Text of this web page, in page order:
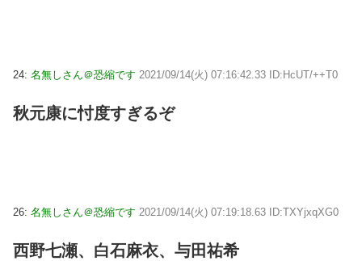
24: 名無しさん＠恐縮です 2021/09/14(火) 07:16:42.33 ID:HcUT/++T0
秋元康に忖度すぎるぞ
26: 名無しさん＠恐縮です 2021/09/14(火) 07:19:18.63 ID:TXYjxqXG0
西野七瀬、白石麻衣、与田祐希